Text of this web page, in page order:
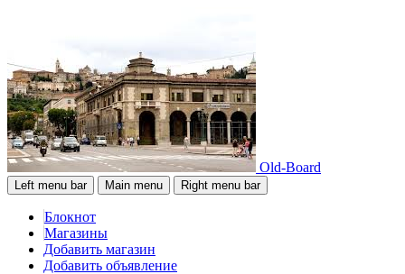
Old-Board
Left menu bar Main menu Right menu bar
Блокнот
Магазины
Добавить магазин
Добавить объявление